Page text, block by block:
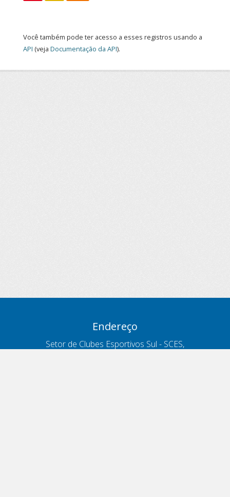
Você também pode ter acesso a esses registros usando a
API (veja Documentação da API).
Endereço
Setor de Clubes Esportivos Sul - SCES,